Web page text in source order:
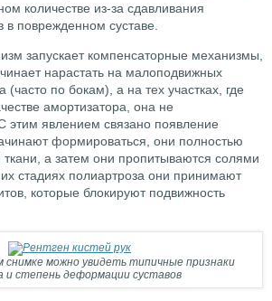
количестве из-за сдавливания
в поврежденном суставе.
запускает компенсаторные механизмы,
нарастать на малоподвижных
(часто по бокам), а на тех участках, где
амортизатора, она не
этим явлением связано появление
формироваться, они полностью
ткани, а затем они пропитываются солями
стадиях полиартроза они принимают
которые блокируют подвижность
снимке можно увидеть типичные признаки
и степень деформации суставов